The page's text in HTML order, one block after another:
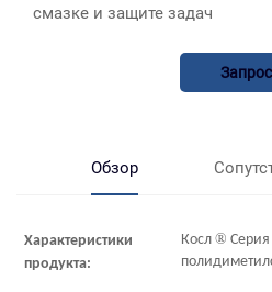
смазке и защите задач
Запрос
Обзор
Характеристики
продукта:
Косл ®